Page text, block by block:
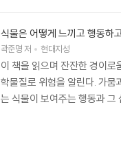
식물은 어떻게 느끼고 행동하
곽준명저 현대지성
이 책을 읽으며 잔잔한 경이로
학물질로 위험을 알린다. 가뭄
는 식물이 보여주는 행동과 그